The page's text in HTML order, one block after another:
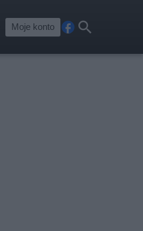
Moje konto
cebkaj